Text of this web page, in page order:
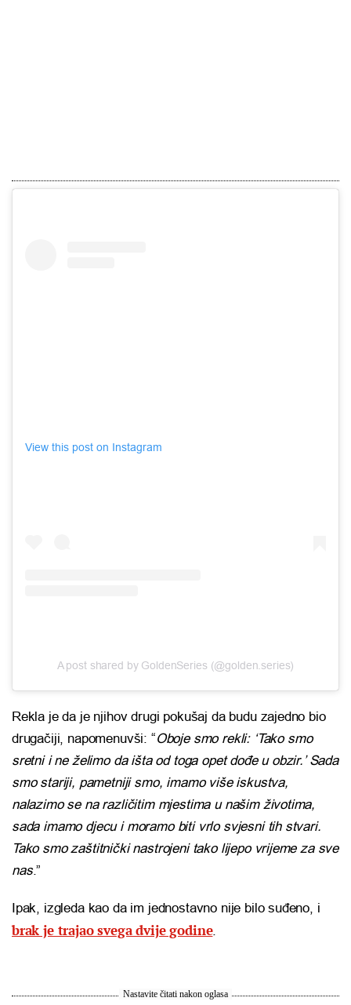
View this post on Instagram
A post shared by GoldenSeries (@golden.series)
Rekla je da je njihov drugi pokušaj da budu zajedno bio
drugačiji, napomenuvši: “Oboje smo rekli: ‘Tako smo
sretni i ne želimo da išta od toga opet dođe u obzir.’ Sada
smo stariji, pametniji smo, imamo više iskustva,
nalazimo se na različitim mjestima u našim životima,
sada imamo djecu i moramo biti vrlo svjesni tih stvari.
Tako smo zaštitnički nastrojeni tako lijepo vrijeme za sve
nas.”
Ipak, izgleda kao da im jednostavno nije bilo suđeno, i
brak je trajao svega dvije godine.
Nastavite čitati nakon oglasa